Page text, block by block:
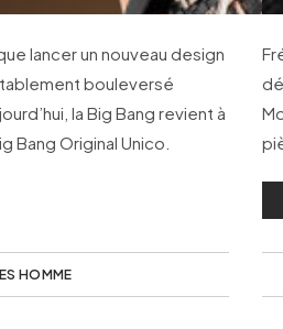
lancer un nouveau design
bouleversé
la Big Bang revient à
Bang Original Unico.
HOMME